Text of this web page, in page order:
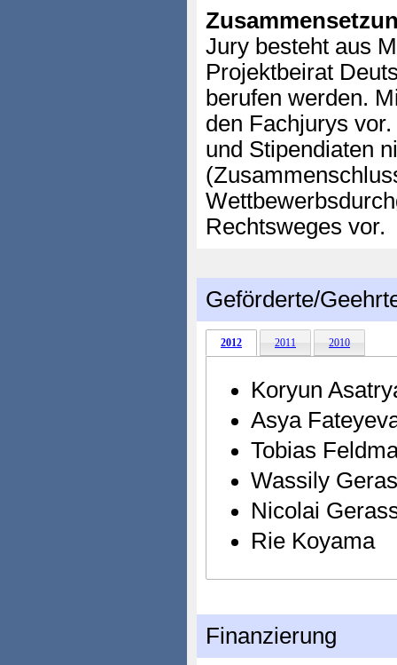
Jury besteht aus
Projektbeirat
berufen werden.
den Fachjurys
und Stipendiaten
Rechtsweges vor.
Geförderte/
2012 2011 2010
Koryun
Asya
Tobias
Wassily
Nicolai
Rie Koyama
Finanzierung